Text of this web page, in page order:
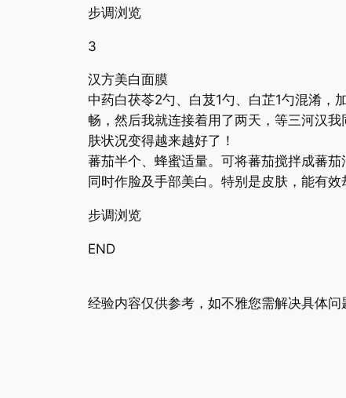
步调浏览
3
汉方美白面膜
中药白茯苓2勺、白芨1勺、白芷1勺混淆，
畅，然后我就连接着用了两天，等三河汉
肤状况变得越来越好了！
蕃茄半个、蜂蜜适量。可将蕃茄搅拌成蕃
同时作脸及手部美白。特别是皮肤，能有效
步调浏览
END
经验内容仅供参考，如不雅您需解决具体